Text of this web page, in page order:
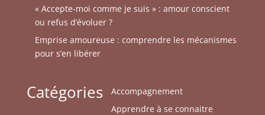
« Accepte-moi comme je suis » : amour conscient
ou refus d’évoluer ?
Emprise amoureuse : comprendre les mécanismes
pour s’en libérer
Catégories
Accompagnement
Apprendre à se connaitre